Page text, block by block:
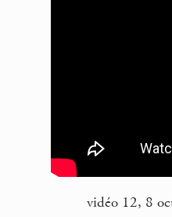
vidéo 12, 8